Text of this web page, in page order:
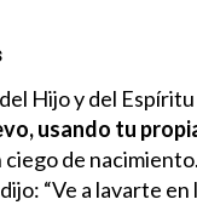
Hijo y del
usando tu
ciego de
“Ve a lavarte en